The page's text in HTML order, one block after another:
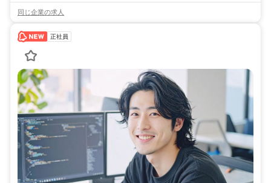
同じ企業の求人
正社員